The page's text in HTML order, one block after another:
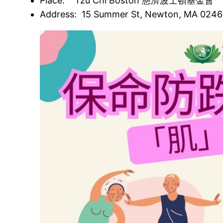
Address: 15 Summer St, Newton, MA